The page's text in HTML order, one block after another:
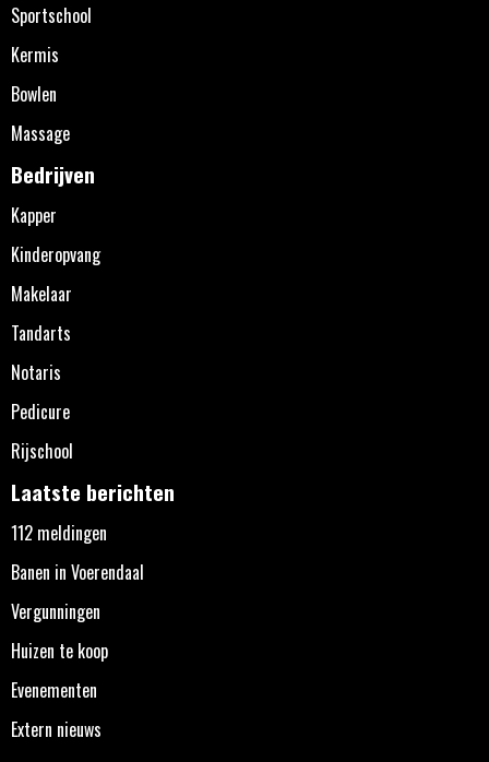
Sportschool
Kermis
Bowlen
Massage
Bedrijven
Kapper
Kinderopvang
Makelaar
Tandarts
Notaris
Pedicure
Rijschool
Laatste berichten
112 meldingen
Banen in Voerendaal
Vergunningen
Huizen te koop
Evenementen
Extern nieuws